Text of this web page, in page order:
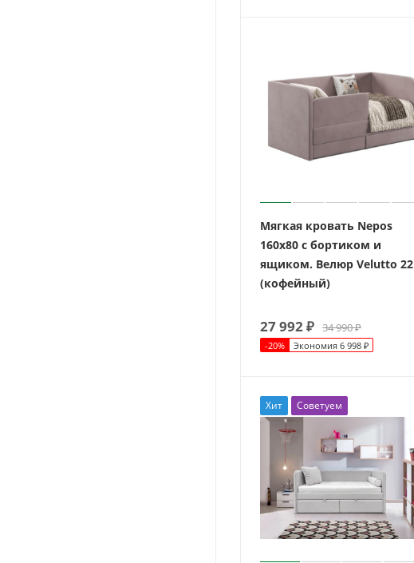
Мягкая кровать Nepos
160х80 с бортиком и
ящиком. Велюр Velutto 22
(кофейный)
27 992₽ 34 990₽
-20% Экономия 6 998 ₽
Хит Советуем